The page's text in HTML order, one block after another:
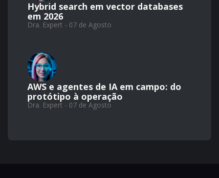
Hybrid search em vector databases
em 2026
Dra. Expert - 07 de Agosto
AWS e agentes de IA em campo: do
protótipo à operação
Dra. Expert - 07 de Agosto